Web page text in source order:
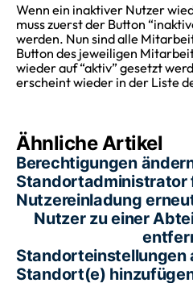
Wenn ein inaktiver Nutzer
muss zuerst der Button
werden. Nun sind alle
Button des jeweiligen
wieder auf “aktiv” gesetzt
erscheint wieder in der Liste
Ähnliche Artikel
Berechtigungen
Standortadministrator
Nutzereinladung
Nutzer zu einer
Standorteinstellungen
Standort(e)